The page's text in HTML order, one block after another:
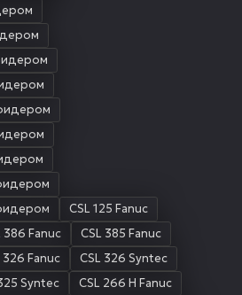
CSL 125 Fanuc
386 Fanuc
CSL 385 Fanuc
326 Fanuc
CSL 326 Syntec
Syntec
CSL 266 H Fanuc